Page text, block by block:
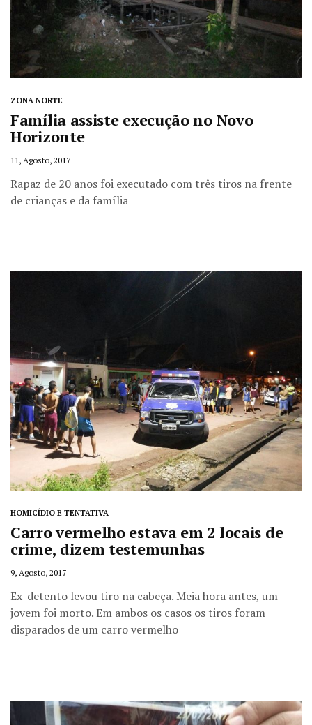
ZONA NORTE
Família assiste execução no Novo
Horizonte
11, Agosto, 2017
Rapaz de 20 anos foi executado com três tiros na frente
de crianças e da família
HOMICÍDIO E TENTATIVA
Carro vermelho estava em 2 locais de
crime, dizem testemunhas
9, Agosto, 2017
Ex-detento levou tiro na cabeça. Meia hora antes, um
jovem foi morto. Em ambos os casos os tiros foram
disparados de um carro vermelho